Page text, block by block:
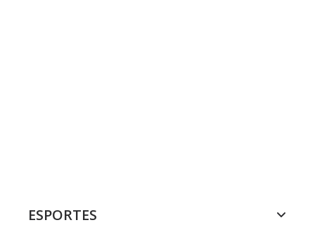
ESPORTES